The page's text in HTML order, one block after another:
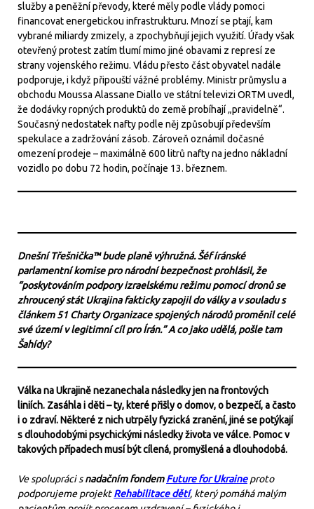
služby a peněžní převody, které měly podle vlády pomoci
financovat energetickou infrastrukturu. Mnozí se ptají, kam
vybrané miliardy zmizely, a zpochybňují jejich využití. Úřady však
otevřený protest zatím tlumí mimo jiné obavami z represí ze
strany vojenského režimu. Vládu přesto část obyvatel nadále
podporuje, i když připouští vážné problémy. Ministr průmyslu a
obchodu Moussa Alassane Diallo ve státní televizi ORTM uvedl,
že dodávky ropných produktů do země probíhají „pravidelně“.
Současný nedostatek nafty podle něj způsobují především
spekulace a zadržování zásob. Zároveň oznámil dočasné
omezení prodeje – maximálně 600 litrů nafty na jedno nákladní
vozidlo po dobu 72 hodin, počínaje 13. březnem.
Dnešní Třešnička™ bude planě výhružná. Šéf íránské
parlamentní komise pro národní bezpečnost prohlásil, že
“poskytováním podpory izraelskému režimu pomocí dronů se
zhroucený stát Ukrajina fakticky zapojil do války a v souladu s
článkem 51 Charty Organizace spojených národů proměnil celé
své území v legitimní cíl pro Írán.” A co jako udělá, pošle tam
Šahídy?
Válka na Ukrajině nezanechala následky jen na frontových
liniích. Zasáhla i děti – ty, které přišly o domov, o bezpečí, a často
i o zdraví. Některé z nich utrpěly fyzická zranění, jiné se potýkají
s dlouhodobými psychickými následky života ve válce. Pomoc v
takových případech musí být cílená, promyšlená a dlouhodobá.
Ve spolupráci snadačním fondemFuture for Ukraineproto
podporujeme projektRehabilitace dětí, který pomáhá malým